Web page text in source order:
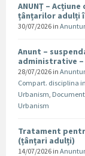
ANUNȚ –
țânțarilor adulți
30/07/2026 in
Anunt –
administrative –
28/07/2026 in
Compart. disciplina
Urbanism,
Urbanism
Tratament
(țânțari adulți)
14/07/2026 in